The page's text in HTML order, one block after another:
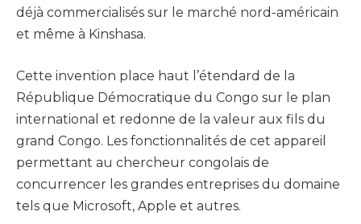
déjà commercialisés sur le marché nord-américain
et même à Kinshasa.
Cette invention place haut l’étendard de la
République Démocratique du Congo sur le plan
international et redonne de la valeur aux fils du
grand Congo. Les fonctionnalités de cet appareil
permettant au chercheur congolais de
concurrencer les grandes entreprises du domaine
tels que Microsoft, Apple et autres.